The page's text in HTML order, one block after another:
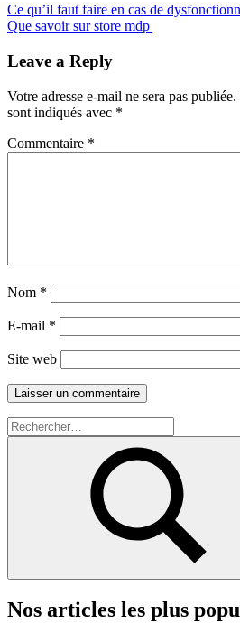
"Objets
high-
une
façon
pour
communiquer
auprès
de
Navigation
de
l’article
Publication
précédente :
Ce qu’il faut faire en cas de
Publication
Que savoir sur store mdp
Leave a Reply
Votre adresse e-mail ne sera pas publiée.
sont indiqués avec *
Commentaire *
Nom *
E-mail *
Site web
Recherche
pour :
Rechercher
Nos articles les plus